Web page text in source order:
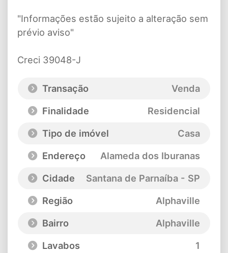
"Informações estão sujeito a alteração sem
prévio aviso"
Creci 39048-J
Transação
Venda
Finalidade
Residencial
Tipo de imóvel
Casa
Endereço
Alameda dos Iburanas
Cidade
Santana de Parnaíba - SP
Região
Alphaville
Bairro
Alphaville
Lavabos
1